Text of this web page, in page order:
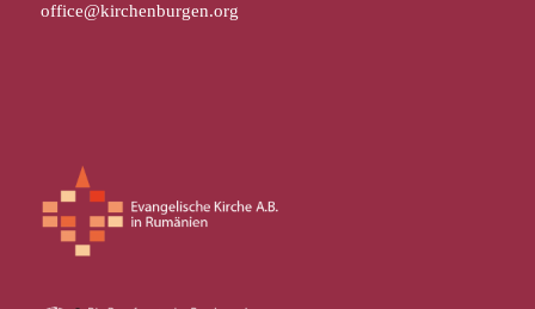
office@kirchenburgen.org